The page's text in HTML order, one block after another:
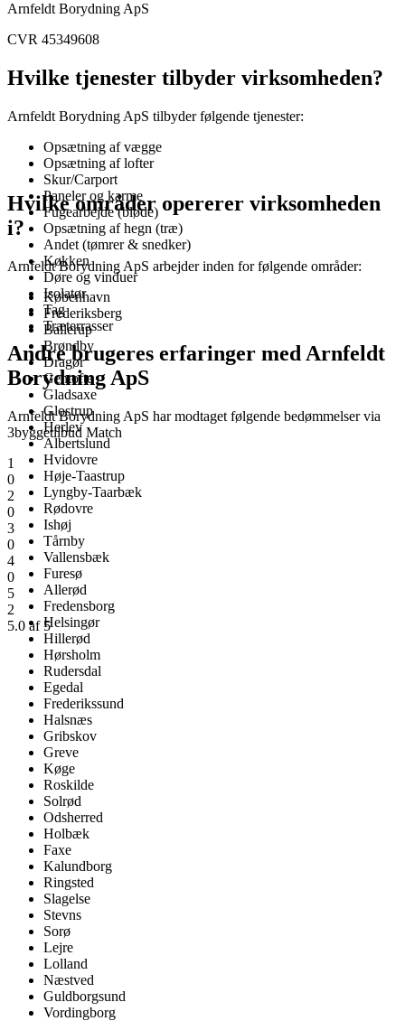
Arnfeldt Borydning ApS
CVR 45349608
Hvilke tjenester tilbyder virksomheden?
Arnfeldt Borydning ApS tilbyder følgende tjenester:
Opsætning af vægge
Opsætning af lofter
Skur/Carport
Paneler og karme
Fugearbejde (bløde)
Opsætning af hegn (træ)
Andet (tømrer & snedker)
Køkken
Døre og vinduer
Isolatør
Tag
Træterrasser
Hvilke områder opererer virksomheden
i?
Arnfeldt Borydning ApS arbejder inden for følgende områder:
København
Frederiksberg
Ballerup
Brøndby
Dragør
Gentofte
Gladsaxe
Glostrup
Herlev
Albertslund
Hvidovre
Høje-Taastrup
Lyngby-Taarbæk
Rødovre
Ishøj
Tårnby
Vallensbæk
Furesø
Allerød
Fredensborg
Helsingør
Hillerød
Hørsholm
Rudersdal
Egedal
Frederikssund
Halsnæs
Gribskov
Greve
Køge
Roskilde
Solrød
Odsherred
Holbæk
Faxe
Kalundborg
Ringsted
Slagelse
Stevns
Sorø
Lejre
Lolland
Næstved
Guldborgsund
Vordingborg
Andre brugeres erfaringer med Arnfeldt
Borydning ApS
Arnfeldt Borydning ApS har modtaget følgende bedømmelser via
3byggetilbud Match
1
0
2
0
3
0
4
0
5
2
5.0 af 5